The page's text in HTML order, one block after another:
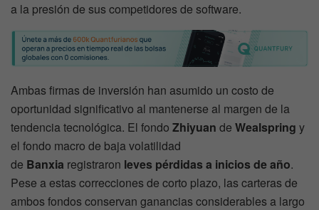
a la presión de sus competidores de software.
Ambas firmas de inversión han asumido un costo de
oportunidad significativo al mantenerse al margen de la
tendencia tecnológica. El fondo Zhiyuan de Wealspring y
el fondo macro de baja volatilidad
de Banxia registraron leves pérdidas a inicios de año.
Pese a estas correcciones de corto plazo, las carteras de
ambos fondos conservan ganancias considerables a largo